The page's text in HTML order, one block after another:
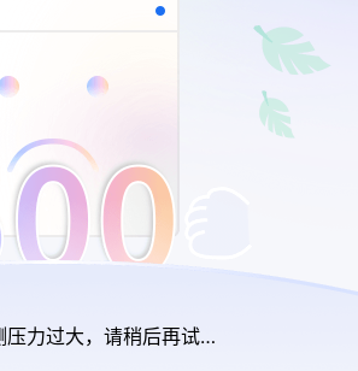
压力过大，请稍后再试…